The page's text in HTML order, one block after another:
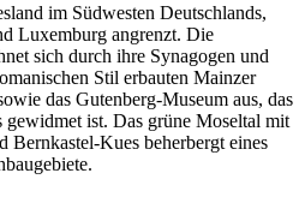
im Südwesten Deutschlands,
Luxemburg angrenzt. Die
sich durch ihre Synagogen und
Stil erbauten Mainzer
das Gutenberg-Museum aus, das
ist. Das grüne Moseltal mit
Bernkastel-Kues beherbergt eines